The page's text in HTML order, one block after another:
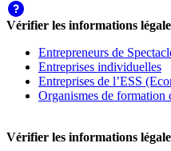
Vérifier les informations
Entrepreneurs de
Entreprises individuelles
Entreprises de l’ESS
Organismes de formation
Vérifier les informations